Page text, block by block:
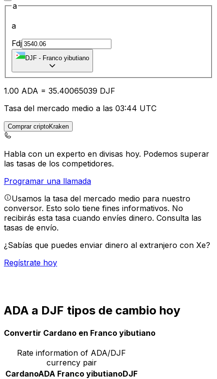
a
a
Fdj
DJF - Franco yibutiano
1.00 ADA = 35.40065039 DJF
Tasa del mercado medio a las 03:44 UTC
Comprar criptoKraken
Habla con un experto en divisas hoy. Podemos superar
las tasas de los competidores.
Programar una llamada
Usamos la tasa del mercado medio para nuestro
conversor. Esto solo tiene fines informativos. No
recibirás esta tasa cuando envíes dinero. Consulta las
tasas de envío.
¿Sabías que puedes enviar dinero al extranjero con Xe?
Regístrate hoy
ADA a DJF tipos de cambio hoy
Convertir Cardano en Franco yibutiano
Rate information of ADA/DJF
currency pair
CardanoADA Franco yibutianoDJF